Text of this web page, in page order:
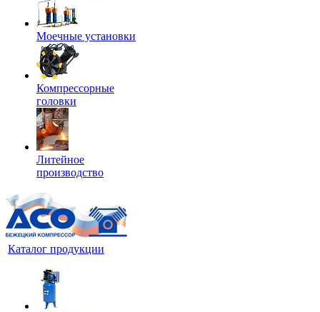
Моечные установки
Компрессорные
головки
Литейное
производство
Каталог продукции